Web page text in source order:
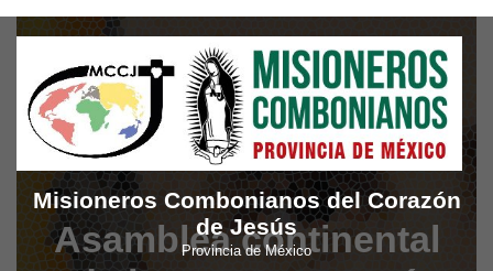
Skip
content
Misioneros Combonianos del Corazón
de Jesús
Provincia de México
Asamblea continental